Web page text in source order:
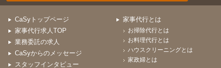
CaSyトップページ
家事代行求人TOP
業務委託の求人
CaSyからのメッセージ
スタッフインタビュー
家事代行とは
お掃除代行とは
お料理代行とは
ハウスクリーニングとは
家政婦とは